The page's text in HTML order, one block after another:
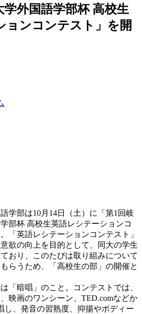
学外国語学部杯 高校生
ョンコンテスト」を開
学部は10月14日（土）に「第1回岐
部杯 高校生英語レシテーションコ
「英語レシテーションコンテスト」
欲の向上を目的として、同大の学生
おり、このたびは取り組みについて
らうため、「高校生の部」の開催と
「暗唱」のこと。コンテストでは、
映画のワンシーン、TED.comなどか
し、発音の習熟度、抑揚やボディー